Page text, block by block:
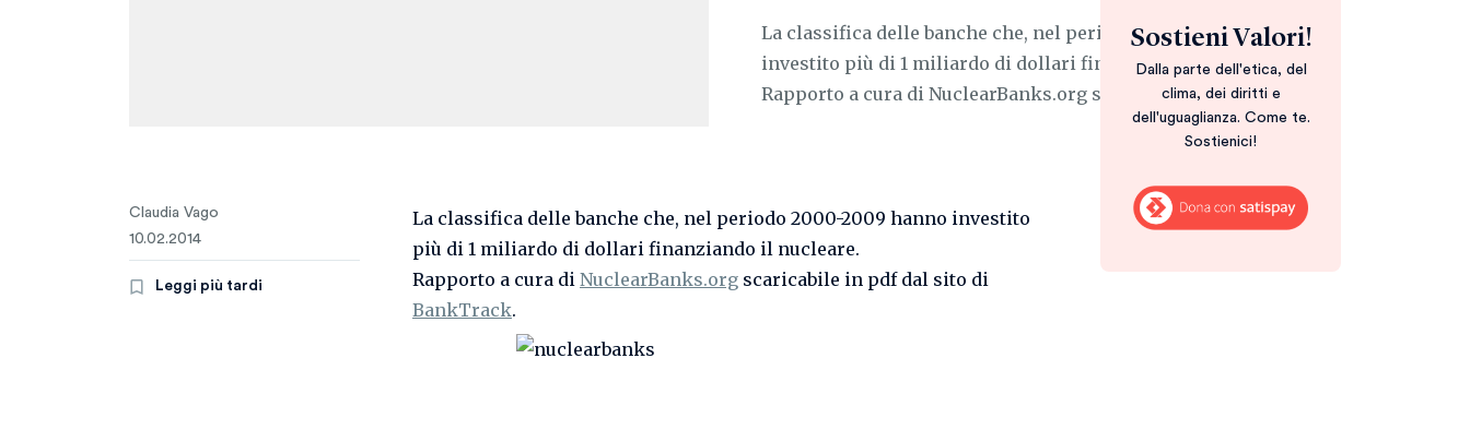
La classifica delle banche che, nel periodo 2000-2009 hanno
investito più di 1 miliardo di dollari finanziando il nucleare.
Rapporto a cura di NuclearBanks.org scaricabile ...
Claudia Vago
10.02.2014
Leggi più tardi
La classifica delle banche che, nel periodo 2000-2009 hanno investito
più di 1 miliardo di dollari finanziando il nucleare.
Rapporto a cura di NuclearBanks.org scaricabile in pdf dal sito di
BankTrack.
Sostieni Valori!
Dalla parte dell'etica, del
clima, dei diritti e
dell'uguaglianza. Come te.
Sostienici!